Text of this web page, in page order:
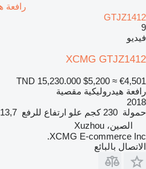
GTJZ1412
9
فيديو
XCMG GTJZ1412
TND 15,230.000 $5,200 ≈ €4,501
رافعة هيدروليكية مقصية
2018
حمولة 230 كجم علو ارتفاع للرفع 13,7 متر
الصين، Xuzhou
XCMG E-commerce Inc.
الاتصال بالبائع